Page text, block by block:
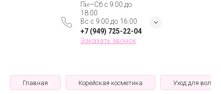
Пн—Сб с 9:00 до
18:00
Вс с 9:00 до 16:00
+7 (949) 725-22-04
Заказать звонок
Главная Корейская косметика Уход для волос